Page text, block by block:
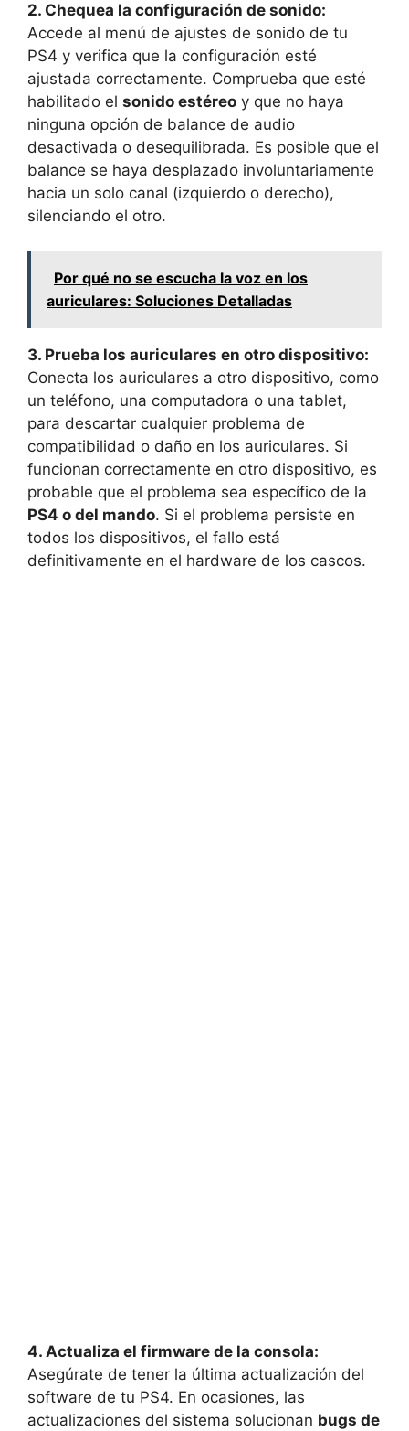
2. Chequea la configuración de sonido:
Accede al menú de ajustes de sonido de tu
PS4 y verifica que la configuración esté
ajustada correctamente. Comprueba que esté
habilitado el sonido estéreo y que no haya
ninguna opción de balance de audio
desactivada o desequilibrada. Es posible que el
balance se haya desplazado involuntariamente
hacia un solo canal (izquierdo o derecho),
silenciando el otro.
Por qué no se escucha la voz en los
auriculares: Soluciones Detalladas
3. Prueba los auriculares en otro dispositivo:
Conecta los auriculares a otro dispositivo, como
un teléfono, una computadora o una tablet,
para descartar cualquier problema de
compatibilidad o daño en los auriculares. Si
funcionan correctamente en otro dispositivo, es
probable que el problema sea específico de la
PS4 o del mando. Si el problema persiste en
todos los dispositivos, el fallo está
definitivamente en el hardware de los cascos.
4. Actualiza el firmware de la consola:
Asegúrate de tener la última actualización del
software de tu PS4. En ocasiones, las
actualizaciones del sistema solucionan bugs de